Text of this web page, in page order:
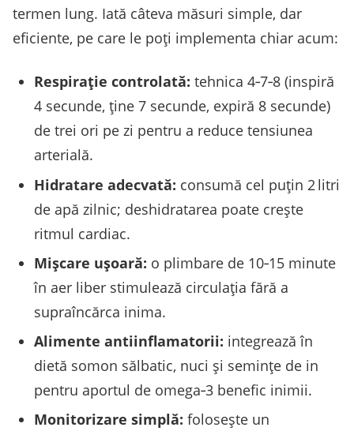
termen lung. Iată câteva măsuri simple, dar
eficiente, pe care le poţi implementa chiar acum:
Respirație controlată: tehnica 4‑7‑8 (inspiră
4 secunde, ţine 7 secunde, expiră 8 secunde)
de trei ori pe zi pentru a reduce tensiunea
arterială.
Hidratare adecvată: consumă cel puţin 2 litri
de apă zilnic; deshidratarea poate creşte
ritmul cardiac.
Mișcare ușoară: o plimbare de 10‑15 minute
în aer liber stimulează circulaţia fără a
supraîncărca inima.
Alimente antiinflamatorii: integrează în
dietă somon sălbatic, nuci şi seminţe de in
pentru aportul de omega‑3 benefic inimii.
Monitorizare simplă: foloseşte un